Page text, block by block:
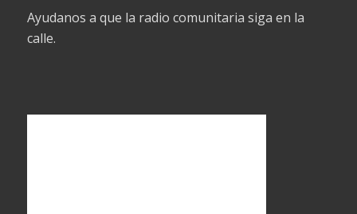
Ayudanos a que la radio comunitaria siga en la
calle.